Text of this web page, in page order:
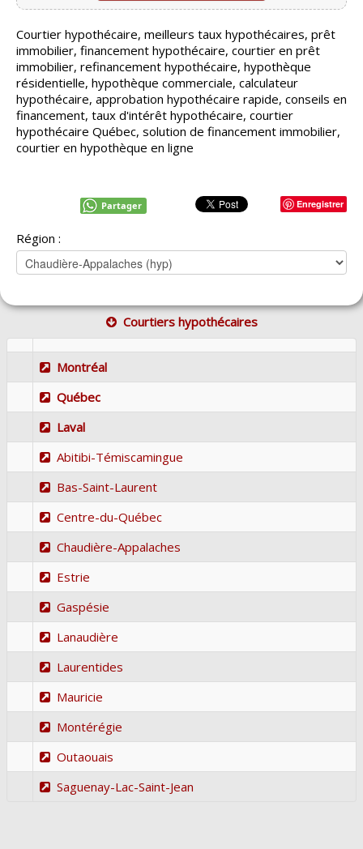
Courtier hypothécaire, meilleurs taux hypothécaires, prêt
immobilier, financement hypothécaire, courtier en prêt
immobilier, refinancement hypothécaire, hypothèque
résidentielle, hypothèque commerciale, calculateur
hypothécaire, approbation hypothécaire rapide, conseils en
financement, taux d'intérêt hypothécaire, courtier
hypothécaire Québec, solution de financement immobilier,
courtier en hypothèque en ligne
Enregistrer
Partager
Région :
Courtiers hypothécaires
Montréal
Québec
Laval
Abitibi-Témiscamingue
Bas-Saint-Laurent
Centre-du-Québec
Chaudière-Appalaches
Estrie
Gaspésie
Lanaudière
Laurentides
Mauricie
Montérégie
Outaouais
Saguenay-Lac-Saint-Jean